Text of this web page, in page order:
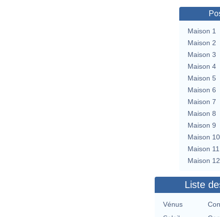
Maison 1
Maison 2
Maison 3
Maison 4
Maison 5
Maison 6
Maison 7
Maison 8
Maison 9
Maison 10
Maison 11
Maison 12
Liste
Vénus